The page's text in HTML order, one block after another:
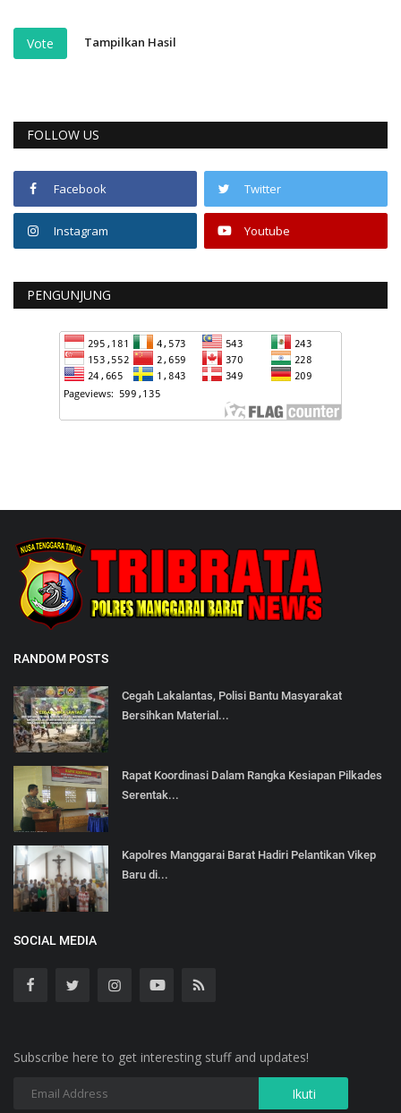
Vote Tampilkan Hasil
FOLLOW US
Facebook Twitter
Instagram Youtube
PENGUNJUNG
RANDOM POSTS
Cegah Lakalantas, Polisi Bantu Masyarakat
Bersihkan Material...
Rapat Koordinasi Dalam Rangka Kesiapan Pilkades
Serentak...
Kapolres Manggarai Barat Hadiri Pelantikan Vikep
Baru di...
SOCIAL MEDIA
Subscribe here to get interesting stuff and updates!